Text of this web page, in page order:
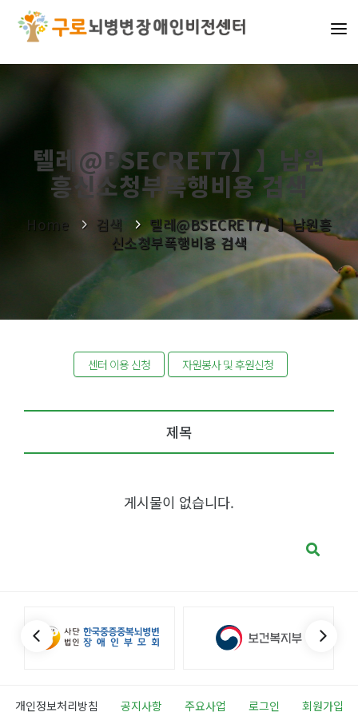
기관소개
알림마당
나눔활동
텔레@BSECRET7】】남원
흥신소청부폭행비용 검색
Home 검색
텔레@BSECRET7】】남원흥
신소청부폭행비용 검색
센터 이용 신청 자원봉사 및 후원신청
제목
게시물이 없습니다.
개인정보처리방침 공지사항 주요사업 로그인 회원가입